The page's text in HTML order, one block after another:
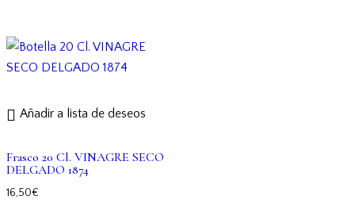
Añadir a lista de deseos
Frasco 20 Cl. VINAGRE SECO
DELGADO 1874
16,50€